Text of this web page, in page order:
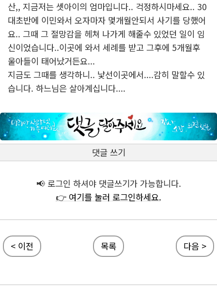
산,, 지금저는 셋아이의 엄마입니다.. 걱정하시마세요.. 30
대초반에 이민와서 오자마자 몇개월안되서 사기를 당했어
요.. 그때 그 절망감을 헤쳐 나가게 해줄수 있었던 일이 임
신이었습니다..이곳에 와서 세례를 받고 그후에 5개월후
울아들이 태어났거든요...
지금도 그때를 생각하니.. 낯선이곳에서....감히 말할수 있
습니다. 하느님은 살아계십니다....
댓글 쓰기
📢 로그인 하셔야 댓글쓰기가 가능합니다.
👉 여기를 눌러 로그인하세요.
< 이전 목록 다음 >